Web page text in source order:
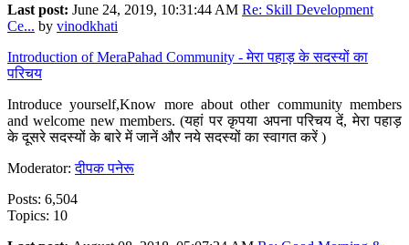
Last post: June 24, 2019, 10:31:44 AM Re: Skill Development
Ce... by vinodkhati
Introduction of MeraPahad Community - मेरा पहाड़ के सदस्यों का
परिचय
Introduce yourself,Know more about other community members
and welcome new members. (यहां पर कृपया अपना परिचय दें, मेरा पहाड़
के दूसरे सदस्यों के बारे में जानें और नये सदस्यों का स्वागत करें )
Moderator:दीपक पनेरू
Posts: 6,504
Topics: 10